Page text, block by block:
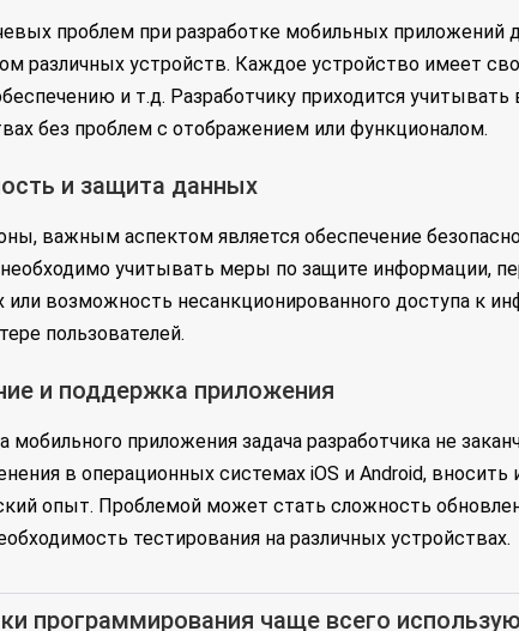
проблем при разработке мобильных приложений
различных устройств. Каждое устройство имеет
и т.д. Разработчику приходится
без проблем с отображением или функционалом.
и защита данных
важным аспектом является обеспечение
учитывать меры по защите информации,
или возможность несанкционированного доступа к
пользователей.
и поддержка приложения
мобильного приложения задача разработчика не
в операционных системах iOS и Android,
опыт. Проблемой может стать сложность
тестирования на различных устройствах.
программирования чаще всего